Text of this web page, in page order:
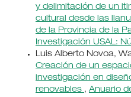
y delimitación de un
cultural desde las
de la Provincia de la
Investigación USAL:
Luis Alberto Novoa,
Creación de un
investigación en
renovables , Anuario